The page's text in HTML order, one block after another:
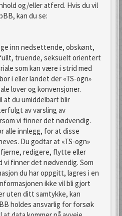
og/eller atferd. Hvis du vil
kan du se:
inn nedsettende, obskønt,
truende, seksuelt orientert
som kan være i strid med
i eller landet der «TS-ogn»
lover og konvensjoner.
at du umiddelbart blir
av varsling av
vi finner det nødvendig.
alle innlegg, for at disse
Du godtar at «TS-ogn»
redigere, flytte eller
vi finner det nødvendig. Som
du har oppgitt, lagres i en
ikke vil bli gjort
uten ditt samtykke, kan
holdes ansvarlig for forsøk